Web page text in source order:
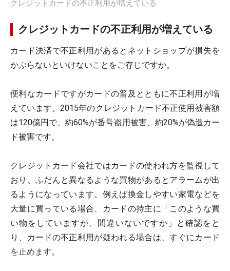
クレジットカードの不正利用が増えている
クレジットカードの不正利用が増えている
カード決済で不正利用があるとネットショップが損失を
かぶらないといけないことをご存じですか。
便利なカードですがカードの普及とともに不正利用が増
えています。2015年のクレジットカード不正使用被害額
は120億円で、約60%が番号盗用被害、約20%が偽造カー
ド被害です。
クレジットカード会社ではカードの使われ方を監視して
おり、ふだんと異なるような買物があるとアラームが出
るようになっています。例えば換金しやすい家電などを
大量に買っている場合、カードの持主に「このような買
い物をしていますが、間違いないですか」と確認をと
り、カードの不正利用が疑われる場合は、すぐにカード
を止めます。